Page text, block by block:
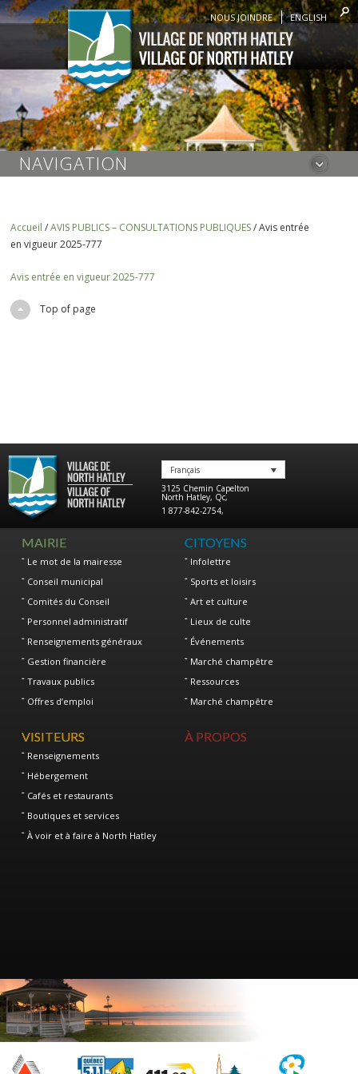
NOUS JOINDRE ENGLISH
NAVIGATION
Accueil /AVIS PUBLICS – CONSULTATIONS PUBLIQUES/Avis entrée
en vigueur 2025-777
Avis entrée en vigueur 2025-777
Top of page
Français
3125 Chemin Capelton
North Hatley, Qc,
1 877-842-2754,
MAIRIE
Le mot de la mairesse
Conseil municipal
Comités du Conseil
Personnel administratif
Renseignements généraux
Gestion financière
Travaux publics
Offres d’emploi
CITOYENS
Infolettre
Sports et loisirs
Art et culture
Lieux de culte
Événements
Marché champêtre
Ressources
Marché champêtre
VISITEURS
Renseignements
Hébergement
Cafés et restaurants
Boutiques et services
À voir et à faire à North Hatley
À PROPOS